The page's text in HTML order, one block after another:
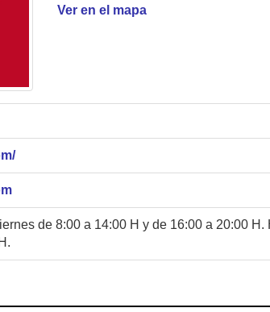
Ver en el mapa
de 8:00 a 14:00 H y de 16:00 a 20:00